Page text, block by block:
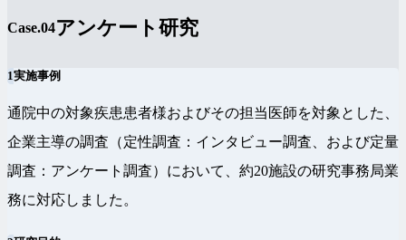
Case.04アンケート研究
1実施事例
通院中の対象疾患患者様およびその担当医師を対象とした、
企業主導の調査（定性調査：インタビュー調査、および定量
調査：アンケート調査）において、約20施設の研究事務局業
務に対応しました。